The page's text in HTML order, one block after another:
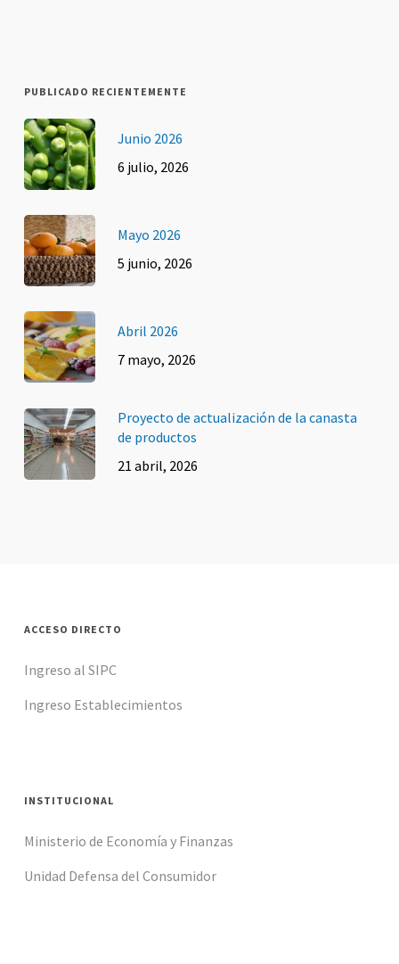
PUBLICADO RECIENTEMENTE
Junio 2026
6 julio, 2026
Mayo 2026
5 junio, 2026
Abril 2026
7 mayo, 2026
Proyecto de actualización de la canasta
de productos
21 abril, 2026
ACCESO DIRECTO
Ingreso al SIPC
Ingreso Establecimientos
INSTITUCIONAL
Ministerio de Economía y Finanzas
Unidad Defensa del Consumidor